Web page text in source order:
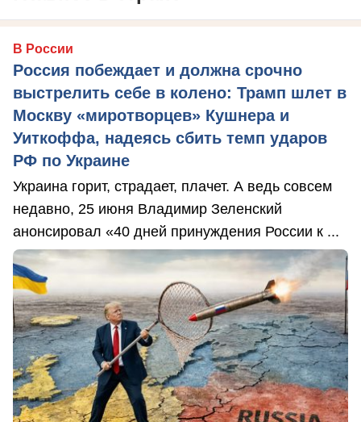
В России
Россия побеждает и должна срочно
выстрелить себе в колено: Трамп шлет в
Москву «миротворцев» Кушнера и
Уиткоффа, надеясь сбить темп ударов
РФ по Украине
Украина горит, страдает, плачет. А ведь совсем
недавно, 25 июня Владимир Зеленский
анонсировал «40 дней принуждения России к ...